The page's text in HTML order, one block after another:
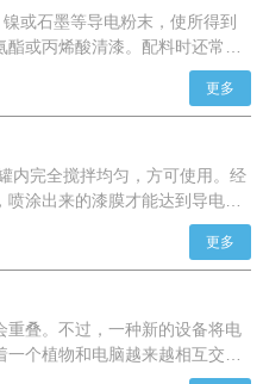
或石墨等导电粉末，使所得到
或丙烯酸清漆。配料时还常加
末的沉降率，使其分散良好。为
常用的导电粉末是镍粉。其涂
更多
涂出来的漆膜才能达到导电性
已稀释的产品应尽快用完，避
经搅拌后仍不影响使用特性效
境通风良好，避免长期直接接
水道污染环境。
更多
叠。不过，一种新的设备将电
个植物和电脑越来越相互交织